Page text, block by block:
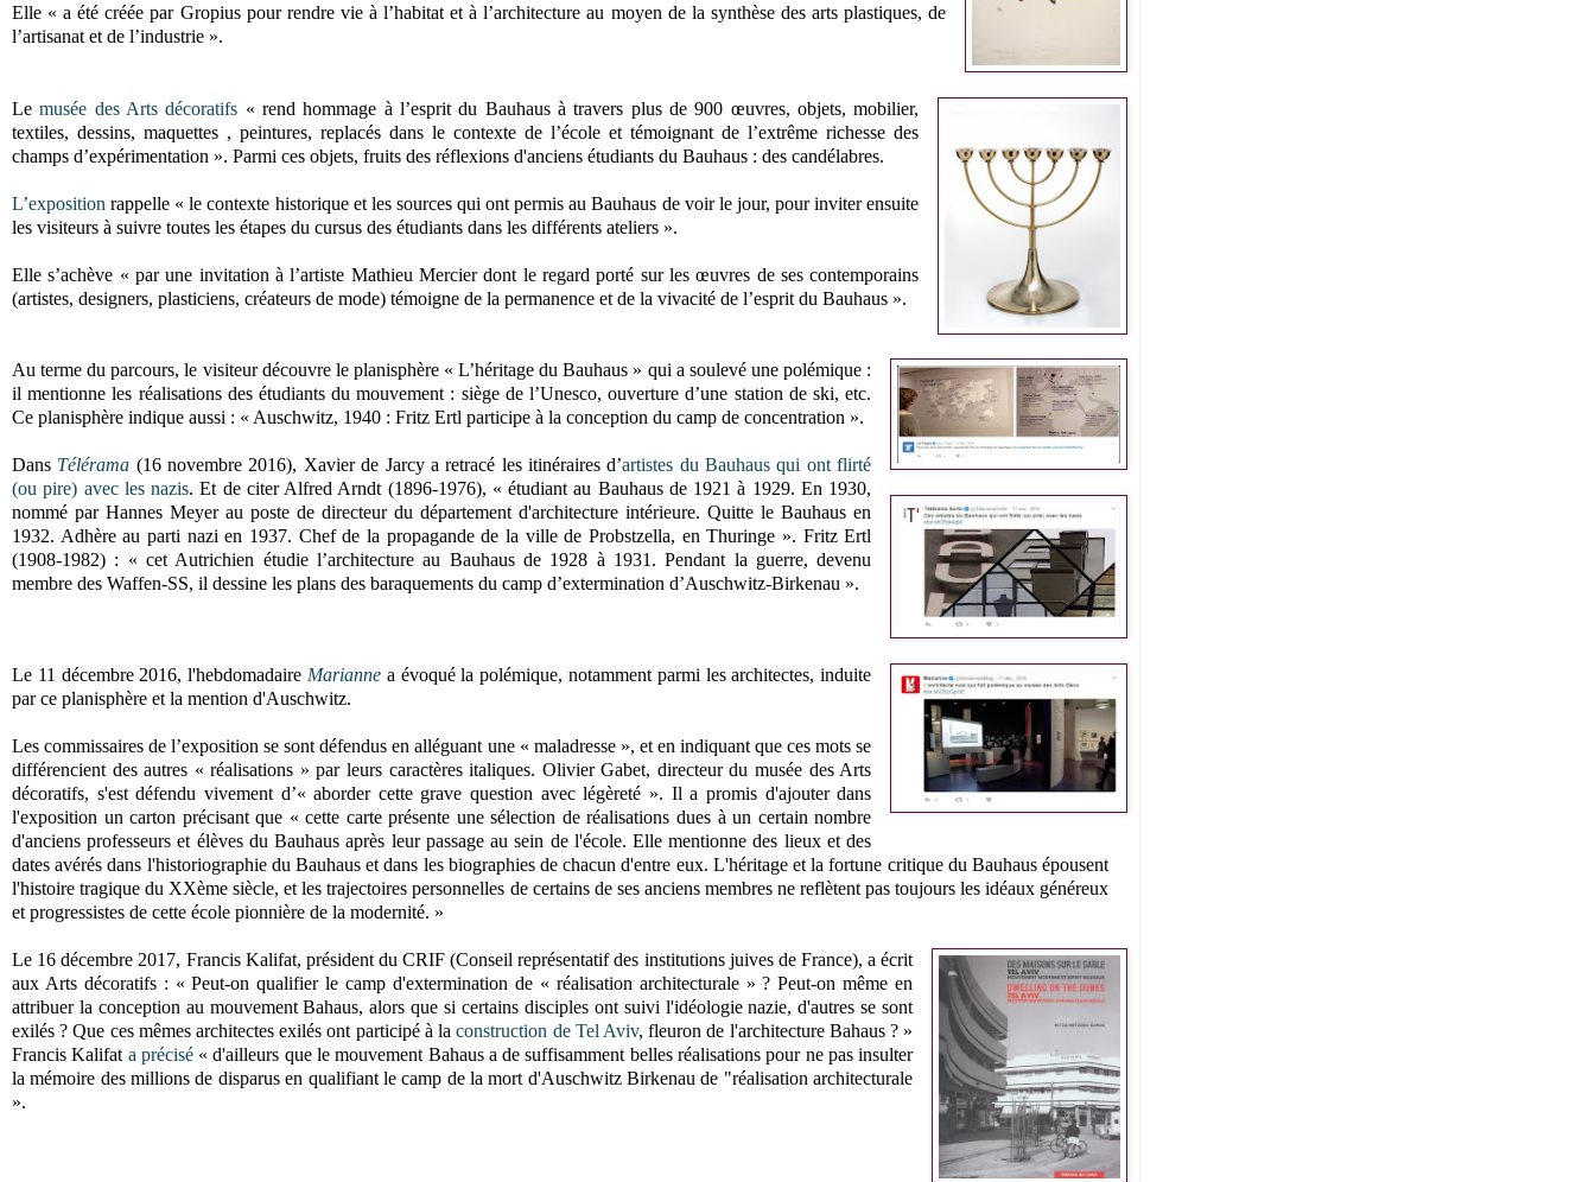
Elle « a été créée par Gropius pour rendre vie à l’habitat et à l’architecture au moyen de la synthèse des arts plastiques, de
l’artisanat et de l’industrie ».
Lemusée des Arts décoratifs « rend hommage à l’esprit du Bauhaus à travers plus de 900 œuvres, objets, mobilier,
textiles, dessins, maquettes , peintures, replacés dans le contexte de l’école et témoignant de l’extrême richesse des
champs d’expérimentation ». Parmi ces objets, fruits des réflexions d'anciens étudiants du Bauhaus : des candélabres.
L’exposition rappelle « le contexte historique et les sources qui ont permis au Bauhaus de voir le jour, pour inviter ensuite
les visiteurs à suivre toutes les étapes du cursus des étudiants dans les différents ateliers ».
Elle s’achève « par une invitation à l’artiste Mathieu Mercier dont le regard porté sur les œuvres de ses contemporains
(artistes, designers, plasticiens, créateurs de mode) témoigne de la permanence et de la vivacité de l’esprit du Bauhaus ».
Au terme du parcours, le visiteur découvre le planisphère « L’héritage du Bauhaus » qui a soulevé une polémique :
il mentionne les réalisations des étudiants du mouvement : siège de l’Unesco, ouverture d’une station de ski, etc.
Ce planisphère indique aussi : « Auschwitz, 1940 : Fritz Ertl participe à la conception du camp de concentration ».
Dans Télérama (16 novembre 2016), Xavier de Jarcy a retracé les itinéraires d’artistes du Bauhaus qui ont flirté
(ou pire) avec les nazis. Et de citer Alfred Arndt (1896-1976), « étudiant au Bauhaus de 1921 à 1929. En 1930,
nommé par Hannes Meyer au poste de directeur du département d'architecture intérieure. Quitte le Bauhaus en
1932. Adhère au parti nazi en 1937. Chef de la propagande de la ville de Probstzella, en Thuringe ». Fritz Ertl
(1908-1982) : « cet Autrichien étudie l’architecture au Bauhaus de 1928 à 1931. Pendant la guerre, devenu
membre des Waffen-SS, il dessine les plans des baraquements du camp d’extermination d’Auschwitz-Birkenau ».
Le 11 décembre 2016, l'hebdomadaire Marianne a évoqué la polémique, notamment parmi les architectes, induite
par ce planisphère et la mention d'Auschwitz.
Les commissaires de l’exposition se sont défendus en alléguant une « maladresse », et en indiquant que ces mots se
différencient des autres « réalisations » par leurs caractères italiques. Olivier Gabet, directeur du musée des Arts
décoratifs, s'est défendu vivement d’« aborder cette grave question avec légèreté ». Il a promis d'ajouter dans
l'exposition un carton précisant que « cette carte présente une sélection de réalisations dues à un certain nombre
d'anciens professeurs et élèves du Bauhaus après leur passage au sein de l'école. Elle mentionne des lieux et des
dates avérés dans l'historiographie du Bauhaus et dans les biographies de chacun d'entre eux. L'héritage et la fortune critique du Bauhaus épousent
l'histoire tragique du XXème siècle, et les trajectoires personnelles de certains de ses anciens membres ne reflètent pas toujours les idéaux généreux
et progressistes de cette école pionnière de la modernité. »
Le 16 décembre 2017, Francis Kalifat, président du CRIF (Conseil représentatif des institutions juives de France), a écrit
aux Arts décoratifs : « Peut-on qualifier le camp d'extermination de « réalisation architecturale » ? Peut-on même en
attribuer la conception au mouvement Bahaus, alors que si certains disciples ont suivi l'idéologie nazie, d'autres se sont
exilés ? Que ces mêmes architectes exilés ont participé à laconstruction de Tel Aviv, fleuron de l'architecture Bahaus ? »
Francis Kalifat a précisé« d'ailleurs que le mouvement Bahaus a de suffisamment belles réalisations pour ne pas insulter
la mémoire des millions de disparus en qualifiant le camp de la mort d'Auschwitz Birkenau de "réalisation architecturale
».